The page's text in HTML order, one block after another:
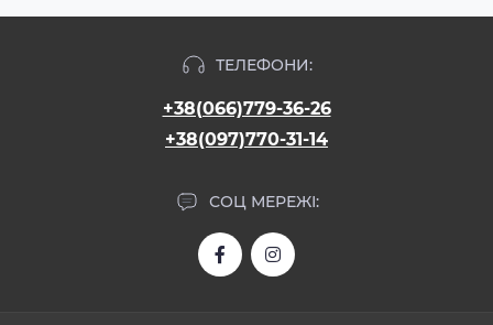
ТЕЛЕФОНИ:
+38(066)779-36-26
+38(097)770-31-14
СОЦ МЕРЕЖІ: